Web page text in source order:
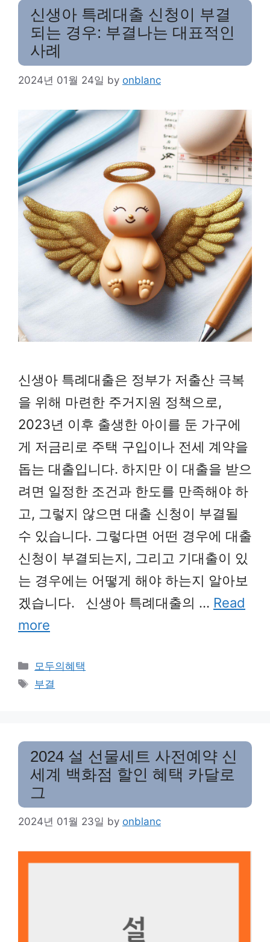
신생아 특례대출 신청이 부결
되는 경우: 부결나는 대표적인
사례
2024년 01월 24일 by onblanc
신생아 특례대출은 정부가 저출산 극복
을 위해 마련한 주거지원 정책으로,
2023년 이후 출생한 아이를 둔 가구에
게 저금리로 주택 구입이나 전세 계약을
돕는 대출입니다. 하지만 이 대출을 받으
려면 일정한 조건과 한도를 만족해야 하
고, 그렇지 않으면 대출 신청이 부결될
수 있습니다. 그렇다면 어떤 경우에 대출
신청이 부결되는지, 그리고 기대출이 있
는 경우에는 어떻게 해야 하는지 알아보
겠습니다. 신생아 특례대출의 … Read
more
Categories
모두의혜택
Tags
부결
2024 설 선물세트 사전예약 신
세계 백화점 할인 혜택 카달로
그
2024년 01월 23일 by onblanc